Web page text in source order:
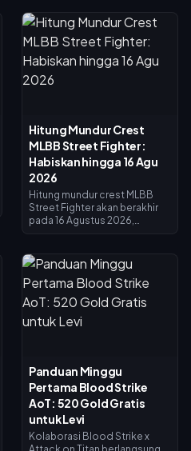
Hitung Mundur Crest
MLBB Street Fighter:
Habiskan hingga 16 Agu
2026
Hitung mundur crest MLBB
Street Fighter akan berakhir
pada 16 Agustus 2026,
dan toko penukaran Crest.
Crest yang tidak terpakai
diperkirakan akan
kedaluwarsa bersamaan
dengan event ini, jadi tukarkan
semuanya sekarang: skin
Anda di halaman event, ikuti
daftar prioritas di bawah ini,
dan gunakan undian harian 25
Diamond untuk dorongan
terakhir.
Panduan Minggu
Pertama Blood Strike
AoT: 520 Gold Gratis
untuk Levi
Kolaborasi Blood Strike x